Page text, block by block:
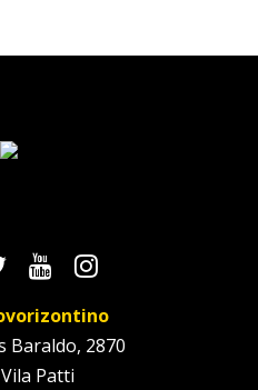
Baraldo, 2870
Patti